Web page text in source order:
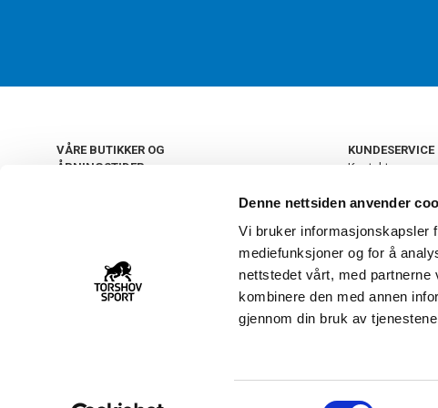
Denne nettsiden anvender
Vi bruker informasjonskapsler
mediefunksjoner og for å
nettstedet vårt, med partnerne
kombinere den med annen
gjennom din bruk av
VÅRE BUTIKKER OG
ÅPNINGSTIDER
22 09 20 20
KUNDESERVICE
Kontakt oss
Retur og bytte
Personvern
Frakt og levering
Ledige stillinger
FAQ - Ofte stilte
Åpenhetsloven